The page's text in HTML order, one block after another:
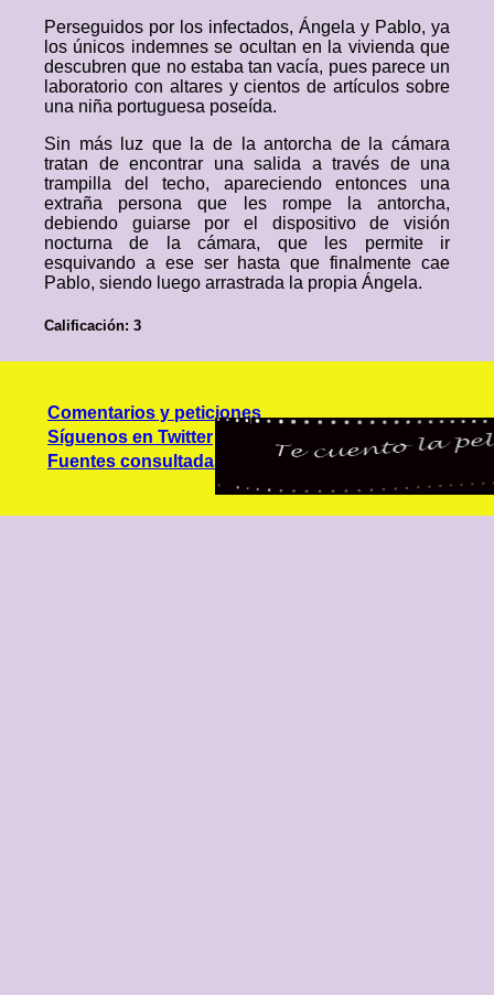
Perseguidos por los infectados, Ángela y Pablo, ya
los únicos indemnes se ocultan en la vivienda que
descubren que no estaba tan vacía, pues parece un
laboratorio con altares y cientos de artículos sobre
una niña portuguesa poseída.
Sin más luz que la de la antorcha de la cámara
tratan de encontrar una salida a través de una
trampilla del techo, apareciendo entonces una
extraña persona que les rompe la antorcha,
debiendo guiarse por el dispositivo de visión
nocturna de la cámara, que les permite ir
esquivando a ese ser hasta que finalmente cae
Pablo, siendo luego arrastrada la propia Ángela.
Calificación: 3
Comentarios y peticiones
Síguenos en Twitter
Fuentes consultadas